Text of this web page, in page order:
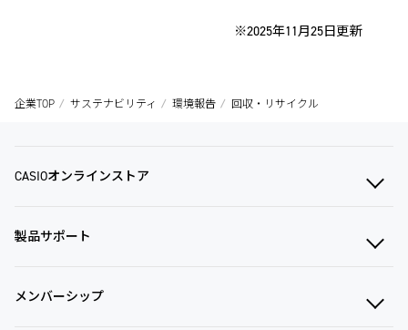
※2025年11月25日更新
企業TOP サステナビリティ 環境報告 回収・リサイクル
CASIOオンラインストア
製品サポート
メンバーシップ